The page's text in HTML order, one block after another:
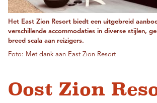
Het East Zion Resort biedt een uitgebreid
verschillende accommodaties in diverse stijlen,
breed scala aan reizigers.
Foto: Met dank aan East Zion Resort
Oost Zion